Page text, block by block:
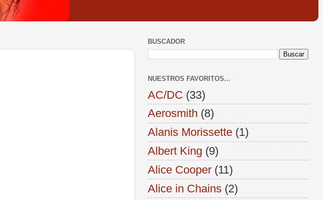
BUSCADOR
NUESTROS FAVORITOS...
AC/DC (33)
Aerosmith (8)
Alanis Morissette (1)
Albert King (9)
Alice Cooper (11)
Alice in Chains (2)